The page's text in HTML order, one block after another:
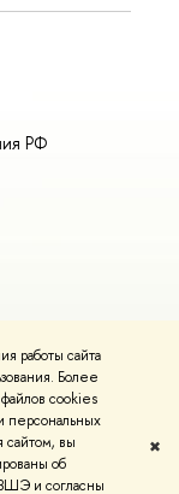
работы сайта
Более
cookies
персональных
сайтом, вы
об
и согласны
✖
РФ